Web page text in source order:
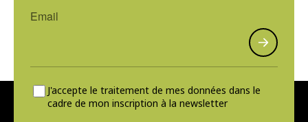
J'accepte le traitement de mes données dans le
cadre de mon inscription à la newsletter